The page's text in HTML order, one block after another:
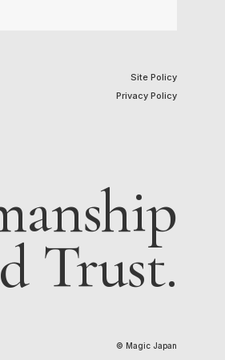
Site Policy
Privacy Policy
Trust.
© Magic Japan